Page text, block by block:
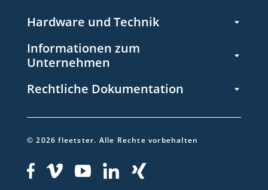
Hardware und Technik
Informationen zum
Unternehmen
Rechtliche Dokumentation
©2026 fleetster. Alle Rechte vorbehalten